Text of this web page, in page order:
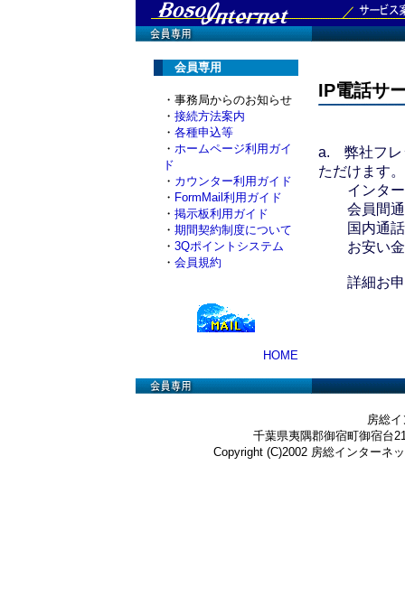
会員専用
・事務局からのお知らせ
・ 接続方法案内
・ 各種申込等
・ ホームページ利用ガイ
ド
・ カウンター利用ガイド
・ FormMail利用ガイド
・ 掲示板利用ガイド
・ 期間契約制度について
・ 3Qポイントシステム
・ 会員規約
HOME
IP電話サ
a. 弊社フレ
ただけます。
インター
会員間通
国内通話
お安い金
詳細お申
房総
千葉県夷隅郡御宿町御宿台
Copyright (C)2002 房総インターネ